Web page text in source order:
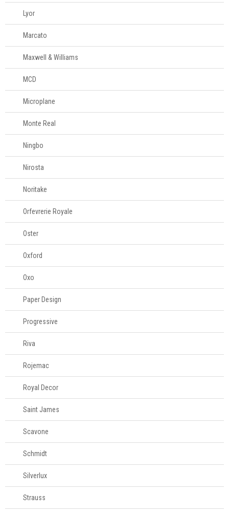
Lyor
Marcato
Maxwell & Williams
MCD
Microplane
Monte Real
Ningbo
Nirosta
Noritake
Orfevrerie Royale
Oster
Oxford
Oxo
Paper Design
Progressive
Riva
Rojemac
Royal Decor
Saint James
Scavone
Schmidt
Silverlux
Strauss